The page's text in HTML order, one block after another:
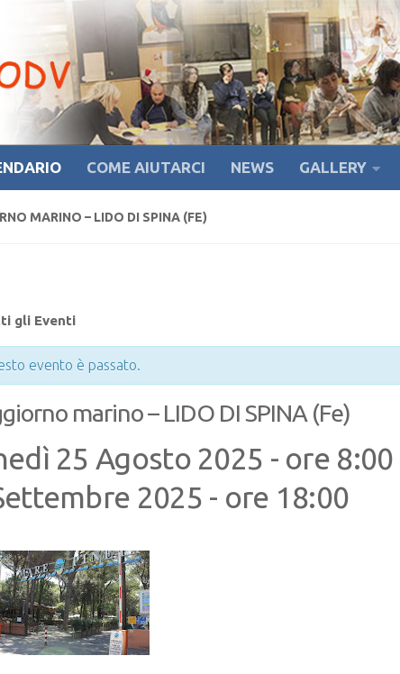
COME AIUTARCI NEWS GALLERY
MARINO – LIDO DI SPINA (FE)
gli Eventi
evento è passato.
marino – LIDO DI SPINA (Fe)
25 Agosto 2025 - ore 8:00
2025 - ore 18:00